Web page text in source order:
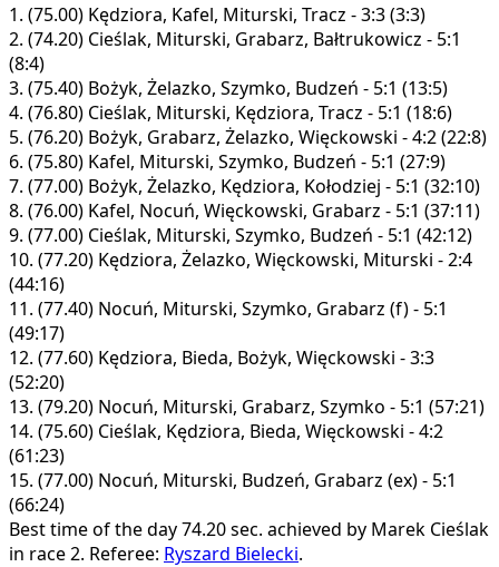
1. (75.00) Kędziora, Kafel, Miturski, Tracz - 3:3 (3:3)
2. (74.20) Cieślak, Miturski, Grabarz, Bałtrukowicz - 5:1
(8:4)
3. (75.40) Bożyk, Żelazko, Szymko, Budzeń - 5:1 (13:5)
4. (76.80) Cieślak, Miturski, Kędziora, Tracz - 5:1 (18:6)
5. (76.20) Bożyk, Grabarz, Żelazko, Więckowski - 4:2 (22:8)
6. (75.80) Kafel, Miturski, Szymko, Budzeń - 5:1 (27:9)
7. (77.00) Bożyk, Żelazko, Kędziora, Kołodziej - 5:1 (32:10)
8. (76.00) Kafel, Nocuń, Więckowski, Grabarz - 5:1 (37:11)
9. (77.00) Cieślak, Miturski, Szymko, Budzeń - 5:1 (42:12)
10. (77.20) Kędziora, Żelazko, Więckowski, Miturski - 2:4
(44:16)
11. (77.40) Nocuń, Miturski, Szymko, Grabarz (f) - 5:1
(49:17)
12. (77.60) Kędziora, Bieda, Bożyk, Więckowski - 3:3
(52:20)
13. (79.20) Nocuń, Miturski, Grabarz, Szymko - 5:1 (57:21)
14. (75.60) Cieślak, Kędziora, Bieda, Więckowski - 4:2
(61:23)
15. (77.00) Nocuń, Miturski, Budzeń, Grabarz (ex) - 5:1
(66:24)
Best time of the day 74.20 sec. achieved by Marek Cieślak
in race 2. Referee: Ryszard Bielecki.